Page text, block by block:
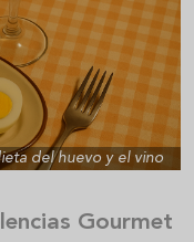
del huevo y el vino
Gourmet